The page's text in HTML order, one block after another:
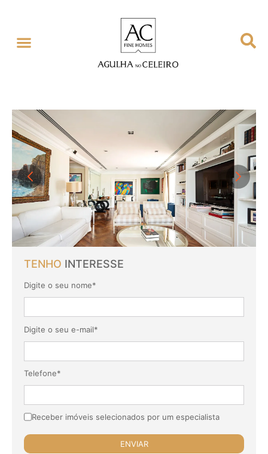
TENHO INTERESSE
Digite o seu nome*
Digite o seu e-mail*
Telefone*
Receber imóveis selecionados por um especialista